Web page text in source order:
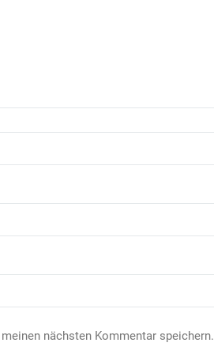
nächsten Kommentar speichern.